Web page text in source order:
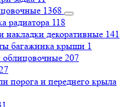
1368
радиатора 118
накладки декоративные 141
багажника крыши 1
облицовочные 207
порога и переднего крыла